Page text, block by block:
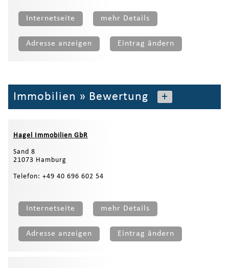
Internetseite mehr Details
Adresse anzeigen Eintrag ändern
Immobilien » Bewertung +
Hagel Immobilien GbR
Sand 8
21073 Hamburg
Telefon: +49 40 696 602 54
Internetseite mehr Details
Adresse anzeigen Eintrag ändern